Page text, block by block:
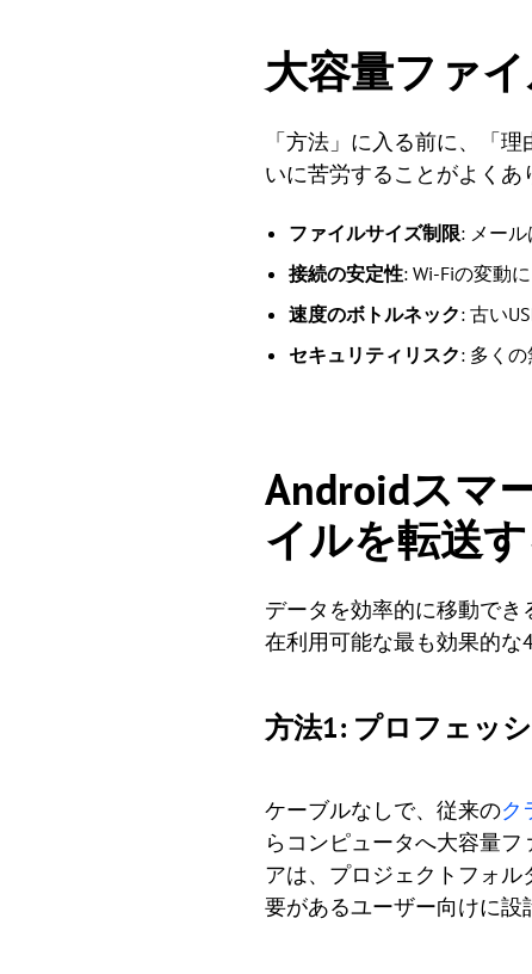
大容量ファ
「方法」に入る前に、「
いに苦労することがよくあ
ファイルサイズ制限: メール
接続の安定性: Wi-Fiの変動
速度のボトルネック: 古い
セキュリティリスク: 多く
Androidスマ
イルを転送
データを効率的に移動で
在利用可能な最も効果的な
方法1: プロフェッ
ケーブルなしで、従来のク
らコンピュータへ大容量
アは、プロジェクトフォ
要があるユーザー向けに設